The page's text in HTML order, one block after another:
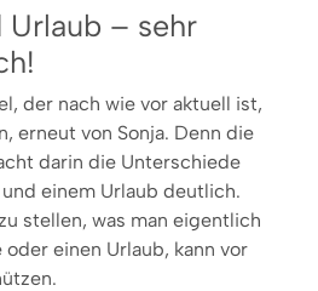
Urlaub – sehr
der nach wie vor aktuell ist,
erneut von Sonja. Denn die
darin die Unterschiede
einem Urlaub deutlich.
stellen, was man eigentlich
oder einen Urlaub, kann vor